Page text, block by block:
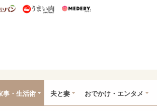
集
めし うまいパン うまい肉
事・生活術 夫と妻 おでかけ・エンタメ